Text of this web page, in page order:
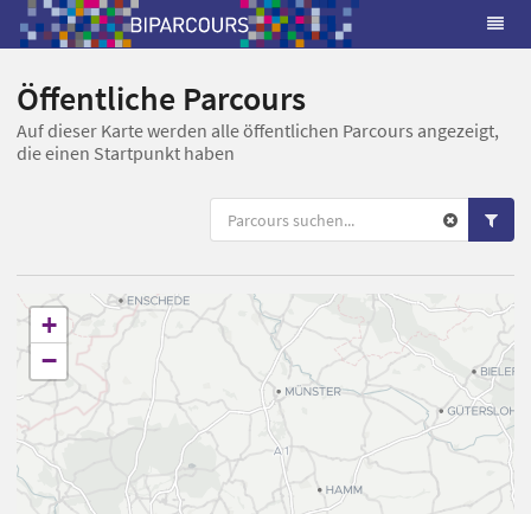
Öffentliche Parcours
Auf dieser Karte werden alle öffentlichen Parcours angezeigt,
die einen Startpunkt haben
+
−